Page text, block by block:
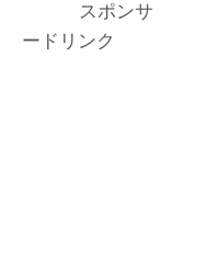
スポンサ
ードリンク